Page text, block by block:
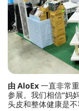
由 AloEx一直非常
参展。我们相信“妈
头皮和整体健康是不